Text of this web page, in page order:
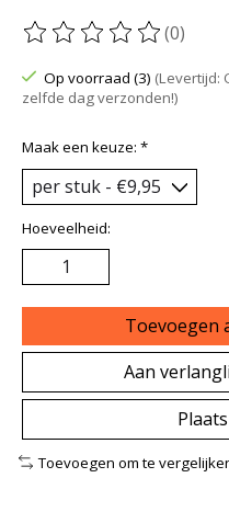
De beoordeling van dit
(0)
Op voorraad (3) (Levertijd:
zelfde dag verzonden!)
Maak een keuze: *
Hoeveelheid:
Toevoegen
Aan
Toevoegen om te